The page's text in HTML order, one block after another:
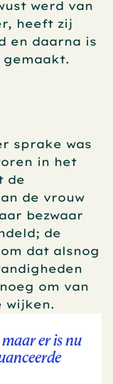
werd van
heeft zij
en daarna is
gemaakt.
sprake was
in het
de
de vrouw
bezwaar
de
dat alsnog
om van
wijken.
er is nu